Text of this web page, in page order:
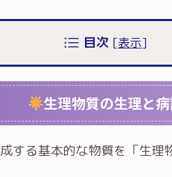
目次 [表示]
生理物質の生理と
する基本的な物質を「生理